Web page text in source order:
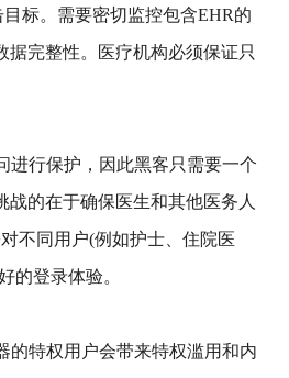
标。需要密切监控包含EHR的
完整性。医疗机构必须保证只
进行保护，因此黑客只需要一个
的在于确保医生和其他医务人
不同用户(例如护士、住院医
的登录体验。
的特权用户会带来特权滥用和内